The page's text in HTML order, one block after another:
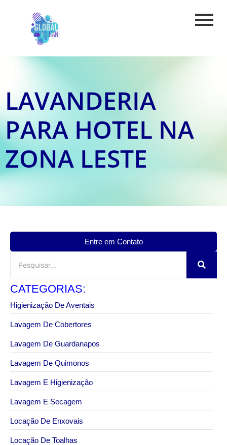
LAVANDERIA
PARA HOTEL NA
ZONA LESTE
Entre em Contato
CATEGORIAS:
Higienização De Aventais
Lavagem De Cobertores
Lavagem De Guardanapos
Lavagem De Quimonos
Lavagem E Higienização
Lavagem E Secagem
Locação De Enxovais
Locação De Toalhas